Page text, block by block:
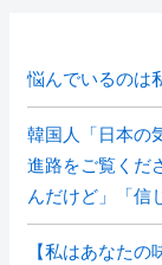
悩んでいるのは
韓国人「日本の
進路をご覧くだ
んだけど」「信
【私はあなた